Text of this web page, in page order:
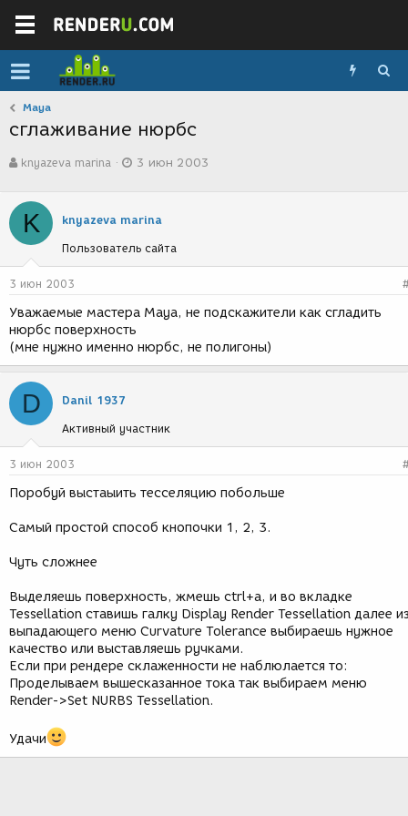
Maya
сглаживание нюрбс
в
о
р
т
е
м
ы
knyazeva marina
а
с
з
д
и
я
3 июн 2003
K knyazeva marina
Пользователь сайта
3 июн 2003
Уважаемые мастера Maya, не подскажители как сгладить
нюрбс поверхность
(мне нужно именно нюрбс, не полигоны)
D Danil 1937
Активный участник
3 июн 2003
Поробуй выстаыить тесселяцию побольше
Самый простой способ кнопочки 1, 2, 3.
Чуть сложнее
Выделяешь поверхность, жмешь ctrl+a, и во вкладке
Tessellation ставишь галку Display Render Tessellation далее
выпадающего меню Curvature Tolerance выбираешь нужное
качество или выставляешь ручками.
Если при рендере склаженности не наблюлается то:
Проделываем вышесказанное тока так выбираем меню
Render->Set NURBS Tessellation.
Удачи